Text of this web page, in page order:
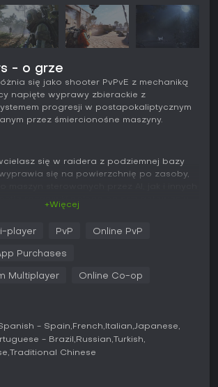
- o grze
się jako shooter PvPvE z mechaniką
napięte wyprawy zbierackie z
progresji w postapokaliptycznym
przez śmiercionośne maszyny.
się w raidera z podziemnej bazy
się na powierzchnię po zasoby,
z bogatym arsenałem broni -
i shotgunów po railguny oraz broń
Loadouty da się personalizować za
kluczową rolę; z zebranych materiałów i
nowe przedmioty, ulepszając stacje
zaawansowane blueprints.
i skradania, Mobility dla
+Więcej
player PvP Online PvP
Purchases
Multiplayer Online Co-op
- Spain French Italian Japanese
- Brazil Russian
Turkish
Traditional Chinese